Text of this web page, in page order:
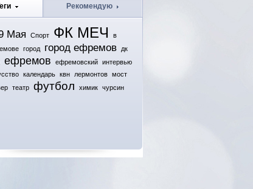
Рекомендую
Мая Спорт ФК МЕЧ
в
город город ефремов
дк
ефремов ефремовский
интервью
календарь квн лермонтов
мост
театр футбол химик чурсин